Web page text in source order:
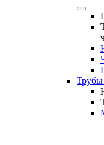
Трубы